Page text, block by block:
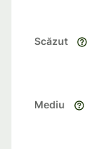
Scăzut
Mediu